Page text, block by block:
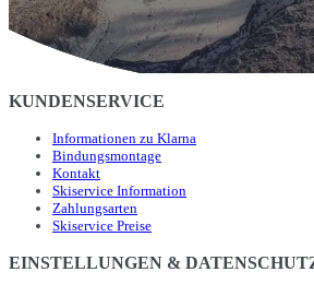
KUNDENSERVICE
Informationen zu Klarna
Bindungsmontage
Kontakt
Skiservice Information
Zahlungsarten
Skiservice Preise
EINSTELLUNGEN &